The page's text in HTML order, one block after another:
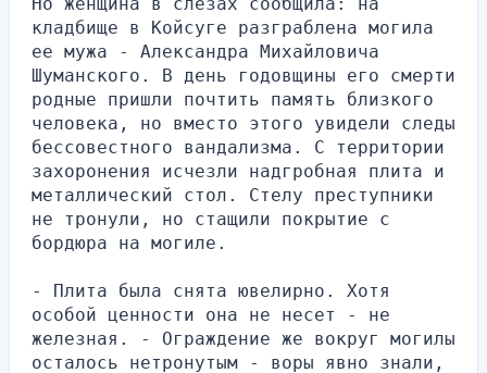
кладбище в Койсуге разграблена могила
ее мужа - Александра Михайловича
Шуманского. В день годовщины его смерти
родные пришли почтить память близкого
человека, но вместо этого увидели следы
бессовестного вандализма. С территории
захоронения исчезли надгробная плита и
металлический стол. Стелу преступники
не тронули, но стащили покрытие с
бордюра на могиле.
- Плита была снята ювелирно. Хотя
особой ценности она не несет - не
железная. - Ограждение же вокруг могилы
осталось нетронутым - воры явно знали,